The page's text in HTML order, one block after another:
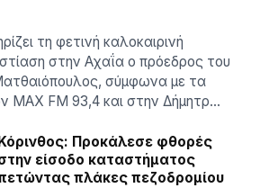
τη φετινή καλοκαιρινή
στην Αχαΐα ο πρόεδρος του
σύμφωνα με τα
MAX FM 93,4 και στην Δήμητρ…
Κόρινθος: Προκάλεσε φθορές
είσοδο καταστήματος
πλάκες πεζοδρομίου